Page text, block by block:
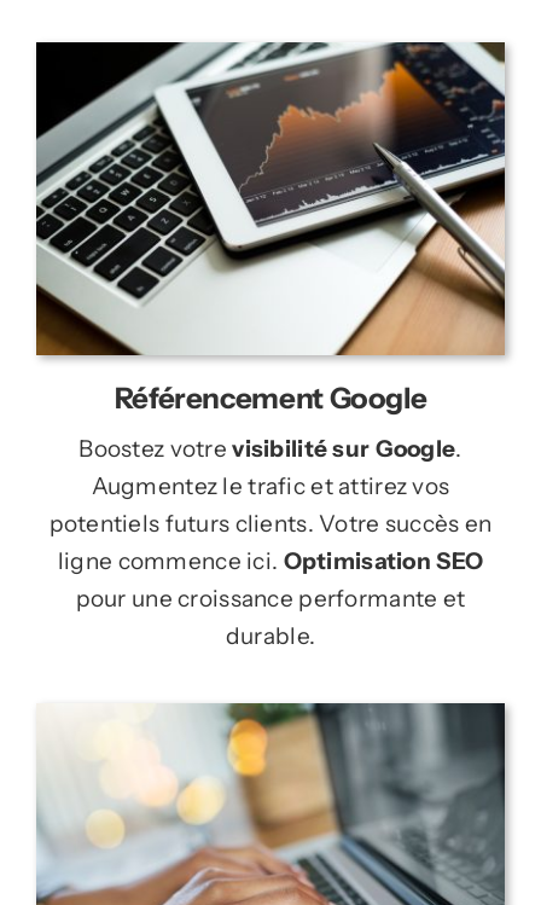
Référencement Google
Boostez votrevisibilité sur Google.
Augmentez le trafic et attirez vos
potentiels futurs clients. Votre succès en
ligne commence ici. Optimisation SEO
pour une croissance performante et
durable.